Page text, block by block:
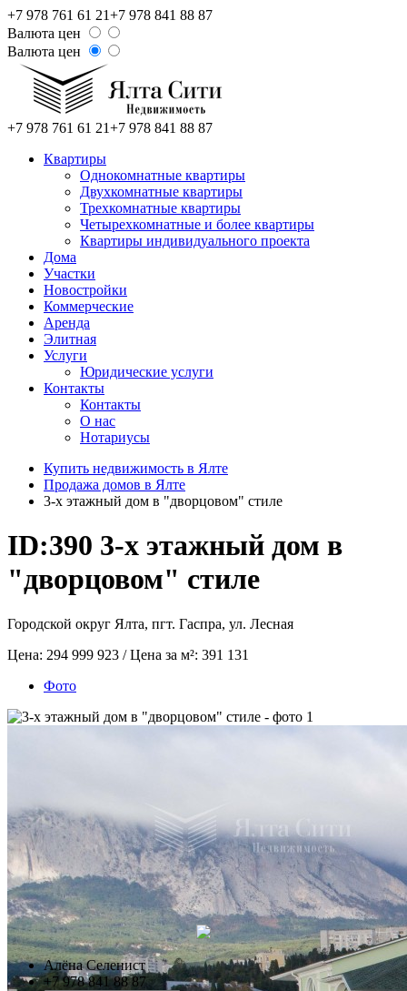
+7 978 761 61 21+7 978 841 88 87
Валюта цен
Валюта цен
+7 978 761 61 21+7 978 841 88 87
Квартиры
Однокомнатные квартиры
Двухкомнатные квартиры
Трехкомнатные квартиры
Четырехкомнатные и более квартиры
Квартиры индивидуального проекта
Дома
Участки
Новостройки
Коммерческие
Аренда
Элитная
Услуги
Юридические услуги
Контакты
Контакты
О нас
Нотариусы
Купить недвижимость в Ялте
Продажа домов в Ялте
3-х этажный дом в "дворцовом" стиле
ID:390 3-х этажный дом в
"дворцовом" стиле
Городской округ Ялта, пгт. Гаспра, ул. Лесная
Цена: 294 999 923 / Цена за м²: 391 131
Фото
Алёна Селенист
+7 978 841 88 87